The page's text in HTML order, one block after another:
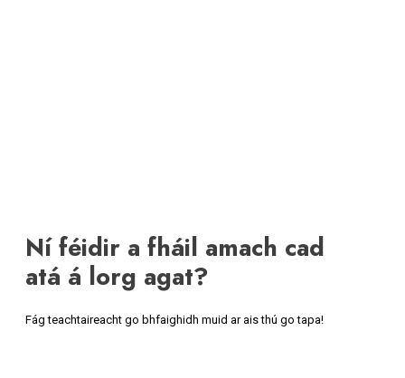
Ní féidir a fháil amach cad
atá á lorg agat?
Fág teachtaireacht go bhfaighidh muid ar ais thú go tapa!